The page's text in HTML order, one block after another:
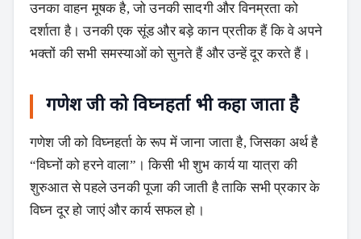
उनका वाहन मूषक है, जो उनकी सादगी और विनम्रता को
दर्शाता है। उनकी एक सूंड और बड़े कान प्रतीक हैं कि वे अपने
भक्तों की सभी समस्याओं को सुनते हैं और उन्हें दूर करते हैं।
गणेश जीकोविघ्नहर्ता भी कहा जाता है
गणेश जी को विघ्नहर्ता के रूप में जाना जाता है, जिसका अर्थ है
“विघ्नों को हरने वाला”। किसी भी शुभ कार्य या यात्रा की
शुरुआत से पहले उनकी पूजा की जाती है ताकि सभी प्रकार के
विघ्न दूर हो जाएं और कार्य सफल हो।